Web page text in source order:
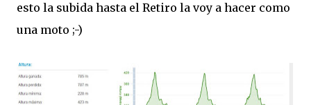
esto la subida hasta el Retiro la voy a hacer como
una moto ;-)